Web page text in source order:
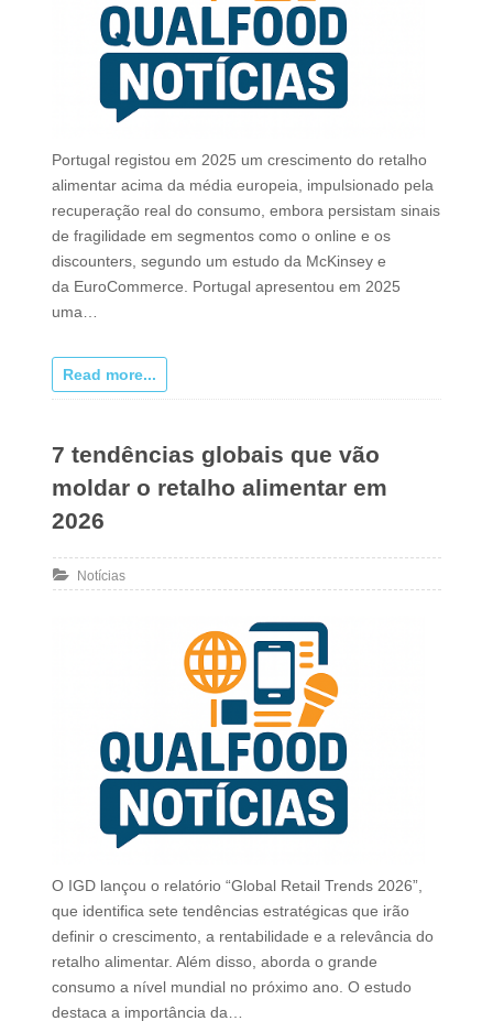
Portugal registou em 2025 um crescimento do retalho
alimentar acima da média europeia, impulsionado pela
recuperação real do consumo, embora persistam sinais
de fragilidade em segmentos como o online e os
discounters, segundo um estudo da McKinsey e
da EuroCommerce. Portugal apresentou em 2025
uma…
Read more...
7 tendências globais que vão
moldar o retalho alimentar em
2026
Notícias
O IGD lançou o relatório “Global Retail Trends 2026”,
que identifica sete tendências estratégicas que irão
definir o crescimento, a rentabilidade e a relevância do
retalho alimentar. Além disso, aborda o grande
consumo a nível mundial no próximo ano. O estudo
destaca a importância da…